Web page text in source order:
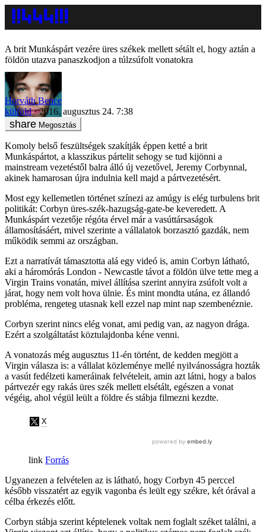
A brit Munkáspárt vezére üres székek mellett sétált el, hogy aztán a
földön utazva panaszkodjon a túlzsúfolt vonatokra
Horváth Bence
külföld
2016. augusztus 24. 7:38
Megosztás
Komoly belső feszültségek szakítják éppen ketté a brit
Munkáspártot, a klasszikus pártelit sehogy se tud kijönni a
mainstream vezetéstől balra álló új vezetővel, Jeremy Corbynnal,
akinek hamarosan újra indulnia kell majd a pártvezetésért.
Most egy kellemetlen történet színezi az amúgy is elég turbulens brit
politikát: Corbyn üres-szék-hazugság-gate-be keveredett. A
Munkáspárt vezetője régóta érvel már a vasúttársaságok
államosításáért, mivel szerinte a vállalatok borzasztó gazdák, nem
működik semmi az országban.
Ezt a narratívát támasztotta alá egy videó is, amin Corbyn látható,
aki a háromórás London - Newcastle távot a földön ülve tette meg a
Virgin Trains vonatán, mivel állítása szerint annyira zsúfolt volt a
járat, hogy nem volt hova ülnie. És mint mondta utána, ez állandó
probléma, rengeteg utasnak kell ezzel nap mint nap szembenéznie.
Corbyn szerint nincs elég vonat, ami pedig van, az nagyon drága.
Ezért a szolgáltatást köztulajdonba kéne venni.
A vonatozás még augusztus 11-én történt, de kedden megjött a
Virgin válasza is: a vállalat közleménye mellé nyilvánosságra hozták
a vasút fedélzeti kameráinak felvételeit, amin azt látni, hogy a balos
pártvezér egy rakás üres szék mellett elsétált, egészen a vonat
végéig, ahol végül leült a földre és stábja filmezni kezdte.
Forrás
Ugyanezen a felvételen az is látható, hogy Corbyn 45 perccel
később visszatért az egyik vagonba és leült egy székre, két órával a
célba érkezés előtt.
Corbyn stábja szerint képtelenek voltak nem foglalt széket találni, a